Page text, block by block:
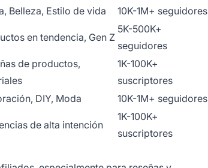
Belleza, Estilo de vida 10K-1M+ seguidores
en tendencia, Gen Z
5K-500K+
seguidores
de productos,
1K-100K+
suscriptores
DIY, Moda 10K-1M+ seguidores
de alta intención
1K-100K+
suscriptores